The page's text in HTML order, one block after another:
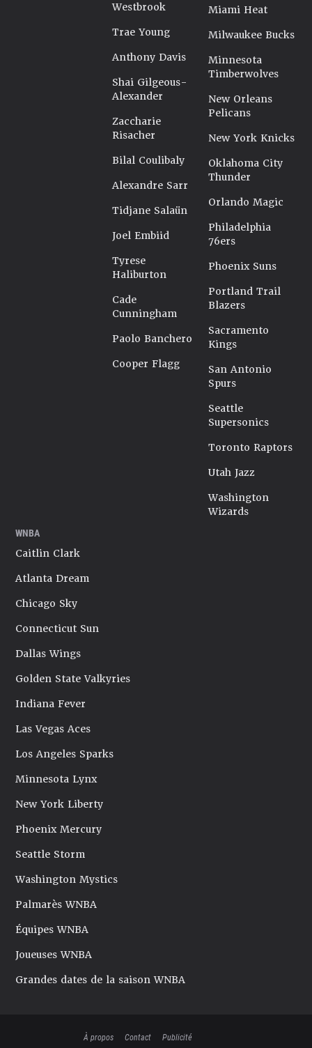
Westbrook
Trae Young
Anthony Davis
Shai Gilgeous-
Alexander
Zaccharie
Risacher
Bilal Coulibaly
Alexandre Sarr
Tidjane Salaün
Joel Embiid
Tyrese
Haliburton
Cade
Cunningham
Paolo Banchero
Cooper Flagg
Miami Heat
Milwaukee Bucks
Minnesota
Timberwolves
New Orleans
Pelicans
New York Knicks
Oklahoma City
Thunder
Orlando Magic
Philadelphia
76ers
Phoenix Suns
Portland Trail
Blazers
Sacramento
Kings
San Antonio
Spurs
Seattle
Supersonics
Toronto Raptors
Utah Jazz
Washington
Wizards
WNBA
Caitlin Clark
Atlanta Dream
Chicago Sky
Connecticut Sun
Dallas Wings
Golden State Valkyries
Indiana Fever
Las Vegas Aces
Los Angeles Sparks
Minnesota Lynx
New York Liberty
Phoenix Mercury
Seattle Storm
Washington Mystics
Palmarès WNBA
Équipes WNBA
Joueuses WNBA
Grandes dates de la saison WNBA
À propos Contact Publicité